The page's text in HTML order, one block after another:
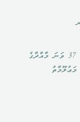
މަޢުލޫމާތު ހޯދައި ލިބިގަތުމުގެ ޙައްޤުގެ ޤާނޫނުގެ 37 ވަނަ މާއްދާގެ